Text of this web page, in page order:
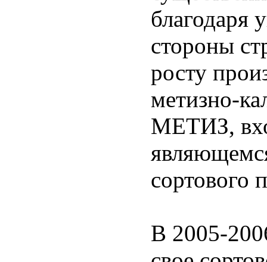
благодаря
стороны
росту
метизно-
МЕТИЗ,
сортового
В 2005-